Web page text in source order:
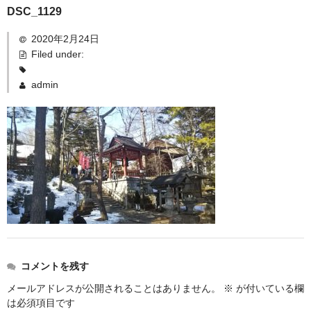
HOME
在庫処分セール
全取扱商品
お勧め商品
新商品
MONDE SELECTION
ご当地シリーズ
その他
キャラクター
DSC_1129
2020年2月24日
Filed under:
admin
コメントを残す
メールアドレスが公開されることはありません。
※ が付いている欄
は必須項目です